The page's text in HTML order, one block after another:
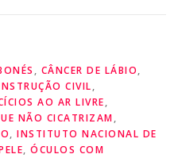
, CÂNCER DE LÁBIO,
CIVIL,
AO AR LIVRE,
NÃO CICATRIZAM,
, INSTITUTO NACIONAL DE
, ÓCULOS COM